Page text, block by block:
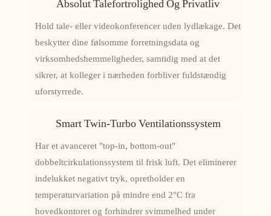
Absolut Talefortrolighed Og Privatliv
Hold tale- eller videokonferencer uden lydlækage. Det
beskytter dine følsomme forretningsdata og
virksomhedshemmeligheder, samtidig med at det
sikrer, at kolleger i nærheden forbliver fuldstændig
uforstyrrede.
Smart Twin-Turbo Ventilationssystem
Har et avanceret "top-in, bottom-out"
dobbeltcirkulationssystem til frisk luft. Det eliminerer
indelukket negativt tryk, opretholder en
temperaturvariation på mindre end 2°C fra
hovedkontoret og forhindrer svimmelhed under